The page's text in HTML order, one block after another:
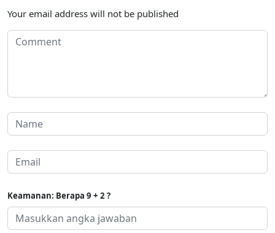
Your email address will not be published
Keamanan: Berapa 9 + 2 ?